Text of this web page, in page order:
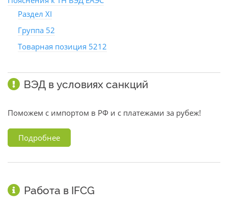
Раздел XI
Группа 52
Товарная позиция 5212
ВЭД в условиях санкций
Поможем с импортом в РФ и с платежами за рубеж!
Подробнее
Работа в IFCG